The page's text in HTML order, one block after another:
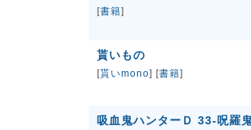
[書籍]
貰いもの
[貰いmono] [書籍]
吸血鬼ハンターＤ 33-呪羅